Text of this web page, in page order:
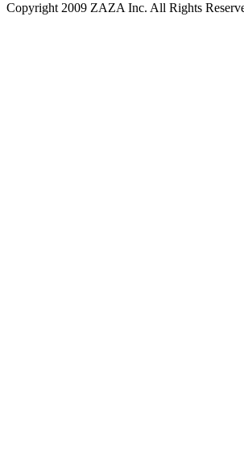
Copyright 2009 ZAZA Inc. All Rights